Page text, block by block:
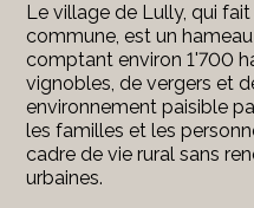
Le village de Lully, qui
commune, est un
comptant environ 1'700
vignobles, de vergers et
environnement paisible
les familles et les
cadre de vie rural sans
urbaines.